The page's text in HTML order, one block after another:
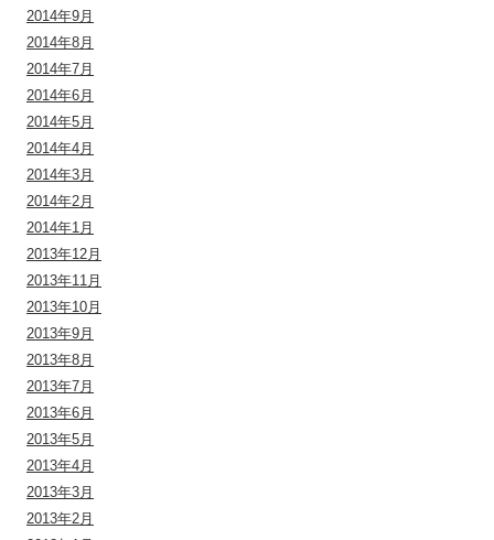
2014年9月
2014年8月
2014年7月
2014年6月
2014年5月
2014年4月
2014年3月
2014年2月
2014年1月
2013年12月
2013年11月
2013年10月
2013年9月
2013年8月
2013年7月
2013年6月
2013年5月
2013年4月
2013年3月
2013年2月